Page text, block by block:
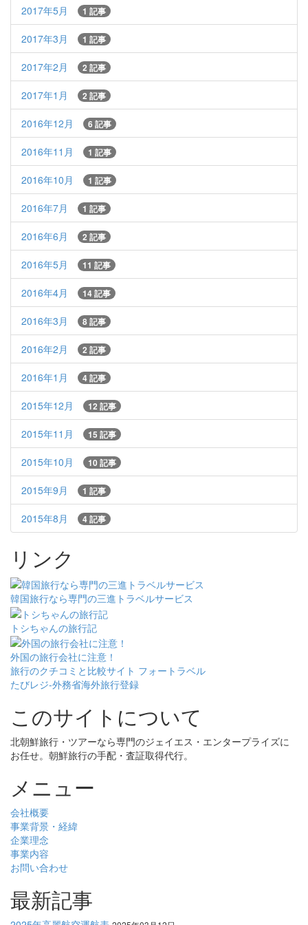
2017年5月 1 記事
2017年3月 1 記事
2017年2月 2 記事
2017年1月 2 記事
2016年12月 6 記事
2016年11月 1 記事
2016年10月 1 記事
2016年7月 1 記事
2016年6月 2 記事
2016年5月 11 記事
2016年4月 14 記事
2016年3月 8 記事
2016年2月 2 記事
2016年1月 4 記事
2015年12月 12 記事
2015年11月 15 記事
2015年10月 10 記事
2015年9月 1 記事
2015年8月 4 記事
リンク
韓国旅行なら専門の三進トラベルサービス
トシちゃんの旅行記
外国の旅行会社に注意！
旅行のクチコミと比較サイト フォートラベル
たびレジ-外務省海外旅行登録
このサイトについて
北朝鮮旅行・ツアーなら専門のジェイエス・エンタープライズに
お任せ。朝鮮旅行の手配・査証取得代行。
メニュー
会社概要
事業背景・経緯
企業理念
事業内容
お問い合わせ
最新記事